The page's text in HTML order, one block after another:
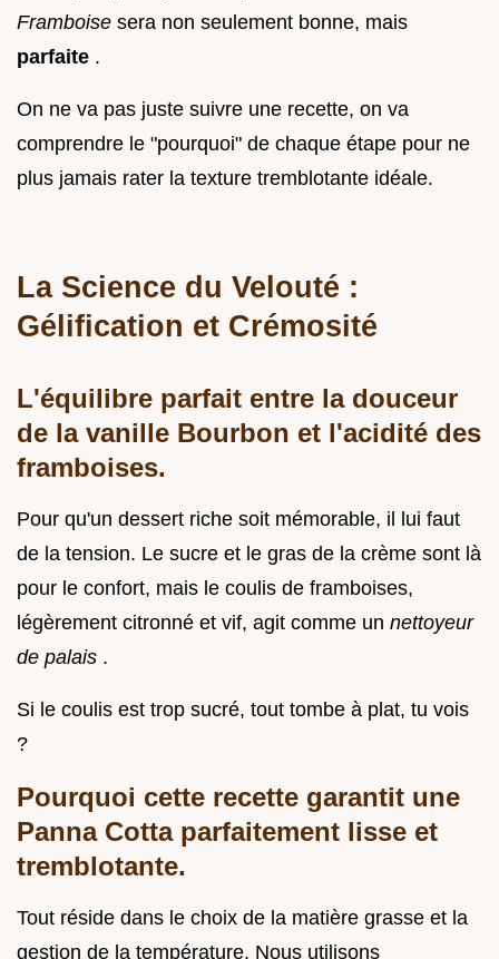
Framboise sera non seulement bonne, mais
parfaite .
On ne va pas juste suivre une recette, on va
comprendre le "pourquoi" de chaque étape pour ne
plus jamais rater la texture tremblotante idéale.
La Science du Velouté :
Gélification et Crémosité
L'équilibre parfait entre la douceur
de la vanille Bourbon et l'acidité des
framboises.
Pour qu'un dessert riche soit mémorable, il lui faut
de la tension. Le sucre et le gras de la crème sont là
pour le confort, mais le coulis de framboises,
légèrement citronné et vif, agit comme un nettoyeur
de palais .
Si le coulis est trop sucré, tout tombe à plat, tu vois
?
Pourquoi cette recette garantit une
Panna Cotta parfaitement lisse et
tremblotante.
Tout réside dans le choix de la matière grasse et la
gestion de la température. Nous utilisons